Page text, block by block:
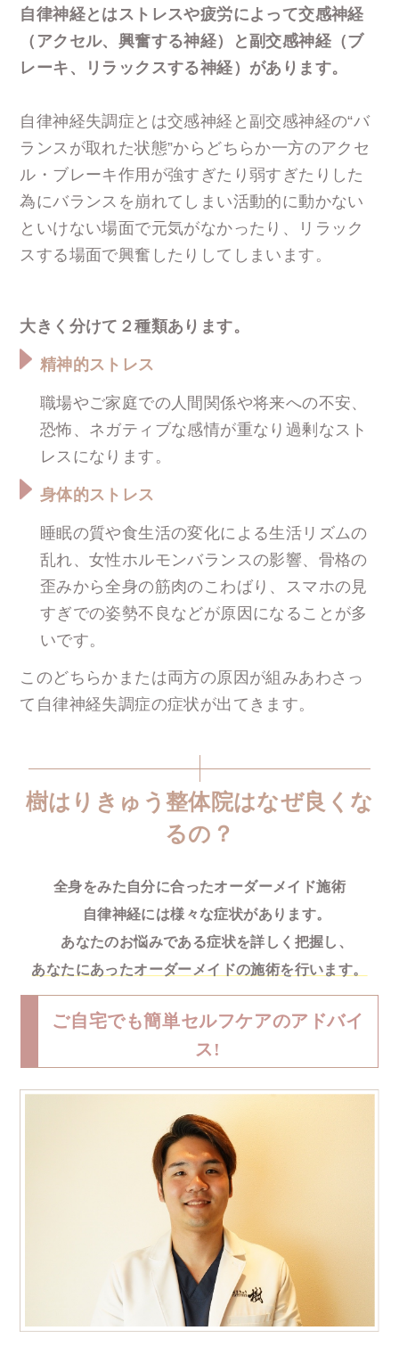
自律神経とはストレスや疲労によって交感神経
（アクセル、興奮する神経）と副交感神経（ブ
レーキ、リラックスする神経）があります。
自律神経失調症とは交感神経と副交感神経の“バ
ランスが取れた状態”からどちらか一方のアクセ
ル・ブレーキ作用が強すぎたり弱すぎたりした
為にバランスを崩れてしまい活動的に動かない
といけない場面で元気がなかったり、リラック
スする場面で興奮したりしてしまいます。
大きく分けて２種類あります。
精神的ストレス
職場やご家庭での人間関係や将来への不安、
恐怖、ネガティブな感情が重なり過剰なスト
レスになります。
身体的ストレス
睡眠の質や食生活の変化による生活リズムの
乱れ、女性ホルモンバランスの影響、骨格の
歪みから全身の筋肉のこわばり、スマホの見
すぎでの姿勢不良などが原因になることが多
いです。
このどちらかまたは両方の原因が組みあわさっ
て自律神経失調症の症状が出てきます。
樹はりきゅう整体院はなぜ良くな
るの？
全身をみた自分に合ったオーダーメイド施術
自律神経には様々な症状があります。
あなたのお悩みである症状を詳しく把握し、
あなたにあったオーダーメイドの施術を行います。
ご自宅でも簡単セルフケアのアドバイ
ス!